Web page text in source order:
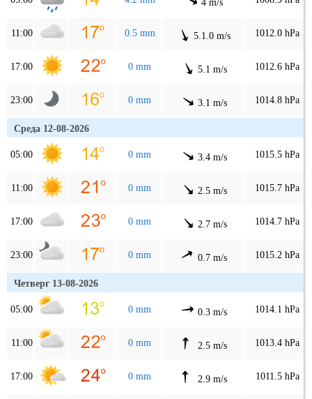
4 m/s
11:00 0.5 mm 5.1.0 m/s 1012.0 hPa
17:00 0 mm 5.1 m/s 1012.6 hPa
23:00 0 mm 3.1 m/s 1014.8 hPa
Среда 12-08-2026
05:00 0 mm 3.4 m/s 1015.5 hPa
11:00 0 mm 2.5 m/s 1015.7 hPa
17:00 0 mm 2.7 m/s 1014.7 hPa
23:00 0 mm 0.7 m/s 1015.2 hPa
Четверг 13-08-2026
05:00 0 mm 0.3 m/s 1014.1 hPa
11:00 0 mm 2.5 m/s 1013.4 hPa
17:00 0 mm 2.9 m/s 1011.5 hPa